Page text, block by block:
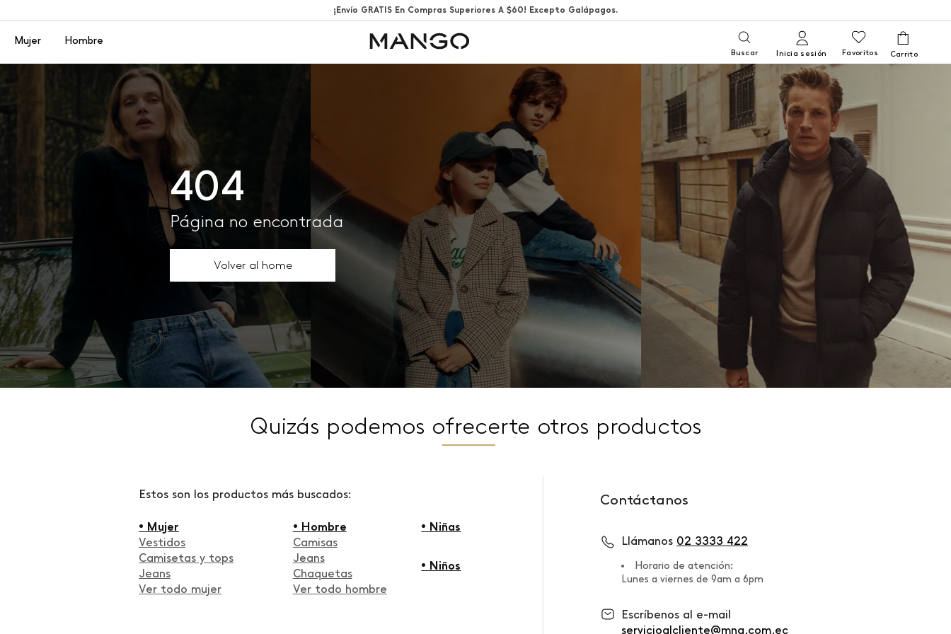
¡Envío GRATIS En Compras Superiores A $60! Excepto Galápagos.
Menú
Mujer Hombre
Buscar Inicia sesión Favoritos
404
Página no encontrada
Volver al home
Quizás podemos ofrecerte otros productos
Estos son los productos más buscados:
• Mujer
Vestidos
Camisetas y tops
Jeans
Ver todo mujer
• Hombre
Camisas
Jeans
Chaquetas
Ver todo hombre
• Niñas
• Niños
Contáctanos
Llámanos 02 3333 422
Horario de atención:
Lunes a viernes de 9am a 6pm
Escríbenos al e-mail
servicioalcliente@mng.com.ec